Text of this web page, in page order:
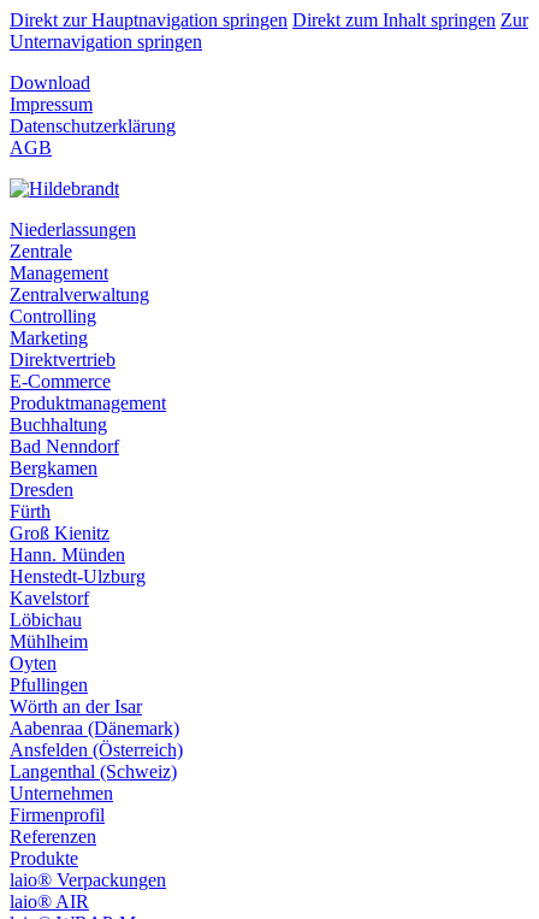
Direkt zur Hauptnavigation springen Direkt zum Inhalt springen Zur
Unternavigation springen
Download
Impressum
Datenschutzerklärung
AGB
Niederlassungen
Zentrale
Management
Zentralverwaltung
Controlling
Marketing
Direktvertrieb
E-Commerce
Produktmanagement
Buchhaltung
Bad Nenndorf
Bergkamen
Dresden
Fürth
Groß Kienitz
Hann. Münden
Henstedt-Ulzburg
Kavelstorf
Löbichau
Mühlheim
Oyten
Pfullingen
Wörth an der Isar
Aabenraa (Dänemark)
Ansfelden (Österreich)
Langenthal (Schweiz)
Unternehmen
Firmenprofil
Referenzen
Produkte
laio® Verpackungen
laio® AIR